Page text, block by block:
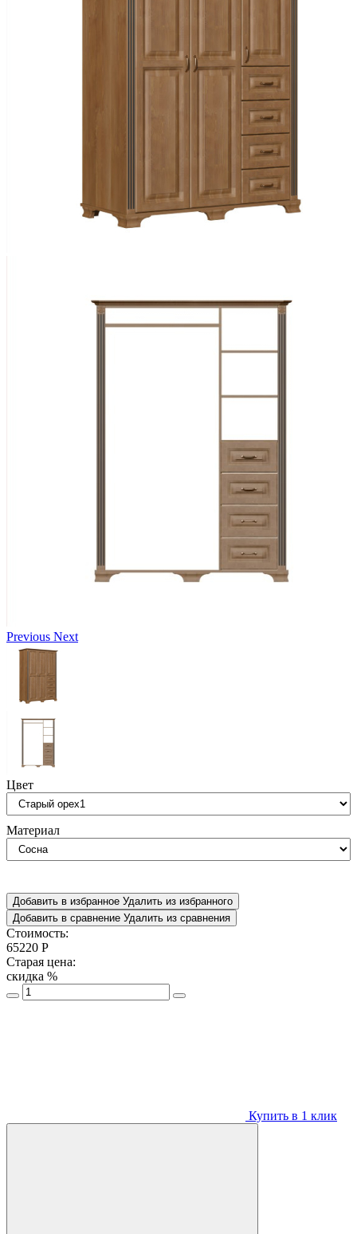
Previous Next
Цвет
Материал
Добавить в избранное Удалить из избранного
Добавить в сравнение Удалить из сравнения
Стоимость:
65220 Р
Старая цена:
скидка %
Купить в 1 клик